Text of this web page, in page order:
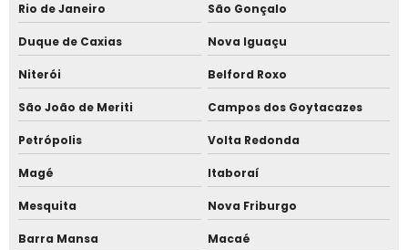
Controle de acesso para obras
Controle de acesso para porta de vidro
Controle de acesso para restaurante
Controle de acesso por biometria
Rio de Janeiro São Gonçalo
Duque de Caxias Nova Iguaçu
Niterói Belford Roxo
São João de Meriti Campos dos Goytacazes
Petrópolis Volta Redonda
Magé Itaboraí
Mesquita Nova Friburgo
Barra Mansa Macaé